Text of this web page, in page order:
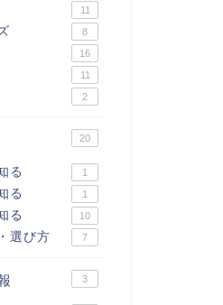
11
8
16
11
2
20
る 1
る 1
る 10
選び方 7
3